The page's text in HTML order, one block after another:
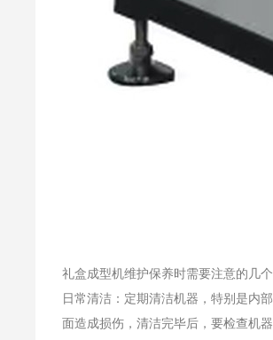
礼盒成型机维护保养时需要注意的几个方
日常清洁：定期清洁机器，特别是
面造成损伤，清洁完毕后，要检查机